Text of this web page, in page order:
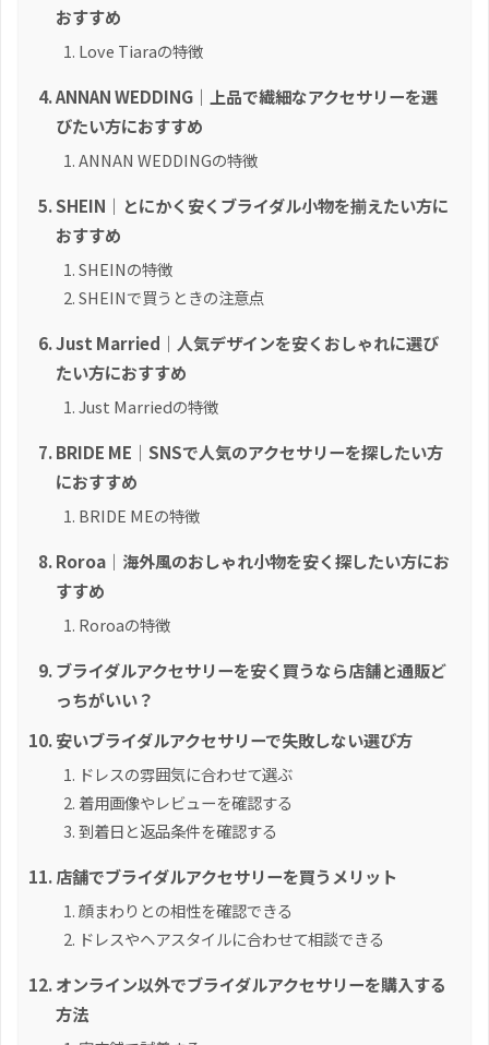
おすすめ
Love Tiaraの特徴
ANNAN WEDDING｜上品で繊細なアクセサリーを選
びたい方におすすめ
ANNAN WEDDINGの特徴
SHEIN｜とにかく安くブライダル小物を揃えたい方に
おすすめ
SHEINの特徴
SHEINで買うときの注意点
Just Married｜人気デザインを安くおしゃれに選び
たい方におすすめ
Just Marriedの特徴
BRIDE ME｜SNSで人気のアクセサリーを探したい方
におすすめ
BRIDE MEの特徴
Roroa｜海外風のおしゃれ小物を安く探したい方にお
すすめ
Roroaの特徴
ブライダルアクセサリーを安く買うなら店舗と通販ど
っちがいい？
安いブライダルアクセサリーで失敗しない選び方
ドレスの雰囲気に合わせて選ぶ
着用画像やレビューを確認する
到着日と返品条件を確認する
店舗でブライダルアクセサリーを買うメリット
顔まわりとの相性を確認できる
ドレスやヘアスタイルに合わせて相談できる
オンライン以外でブライダルアクセサリーを購入する
方法